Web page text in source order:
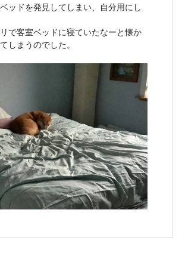
ッドを発見してしまい、自分用にし
で客室ベッドに寝ていたなーと懐か
しまうのでした。